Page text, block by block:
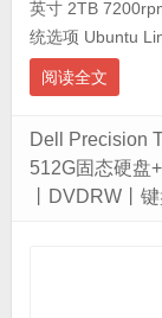
英寸 2TB
统选项 Ubuntu
阅读全文
Dell Precision
512G固态硬盘
丨DVDRW丨